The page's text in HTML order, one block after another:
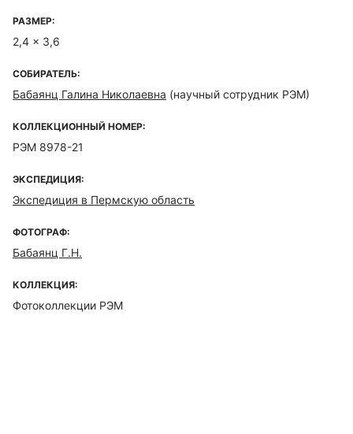
РАЗМЕР:
2,4 x 3,6
СОБИРАТЕЛЬ:
Бабаянц Галина Николаевна (научный сотрудник РЭМ)
КОЛЛЕКЦИОННЫЙ НОМЕР:
РЭМ 8978-21
ЭКСПЕДИЦИЯ:
Экспедиция в Пермскую область
ФОТОГРАФ:
Бабаянц Г.Н.
КОЛЛЕКЦИЯ:
Фотоколлекции РЭМ